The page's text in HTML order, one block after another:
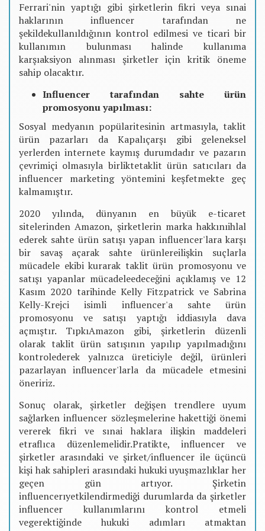
Ferrari'nin yaptığı gibi şirketlerin fikri veya sınai
haklarının influencer tarafından ne
şekildekullanıldığının kontrol edilmesi ve ticari bir
kullanımın bulunması halinde kullanıma
karşıaksiyon alınması şirketler için kritik öneme
sahip olacaktır.
Influencer tarafından sahte ürün
promosyonu yapılması:
Sosyal medyanın popülaritesinin artmasıyla, taklit
ürün pazarları da Kapalıçarşı gibi geleneksel
yerlerden internete kaymış durumdadır ve pazarın
çevrimiçi olmasıyla birliktetaklit ürün satıcıları da
influencer marketing yöntemini keşfetmekte geç
kalmamıştır.
2020 yılında, dünyanın en büyük e-ticaret
sitelerinden Amazon, şirketlerin marka hakkınıihlal
ederek sahte ürün satışı yapan influencer'lara karşı
bir savaş açarak sahte ürünlereilişkin suçlarla
mücadele ekibi kurarak taklit ürün promosyonu ve
satışı yapanlar mücadeleedeceğini açıklamış ve 12
Kasım 2020 tarihinde Kelly Fitzpatrick ve Sabrina
Kelly-Krejci isimli influencer'a sahte ürün
promosyonu ve satışı yaptığı iddiasıyla dava
açmıştır. TıpkıAmazon gibi, şirketlerin düzenli
olarak taklit ürün satışının yapılıp yapılmadığını
kontrolederek yalnızca üreticiyle değil, ürünleri
pazarlayan influencer'larla da mücadele etmesini
öneririz.
Sonuç olarak, şirketler değişen trendlere uyum
sağlarken influencer sözleşmelerine hakettiği önemi
vererek fikri ve sınai haklara ilişkin maddeleri
etraflıca düzenlemelidir.Pratikte, influencer ve
şirketler arasındaki ve şirket/influencer ile üçüncü
kişi hak sahipleri arasındaki hukuki uyuşmazlıklar her
geçen gün artıyor. Şirketin
influencerıyetkilendirmediği durumlarda da şirketler
influencer kullanımlarını kontrol etmeli
vegerektiğinde hukuki adımları atmaktan